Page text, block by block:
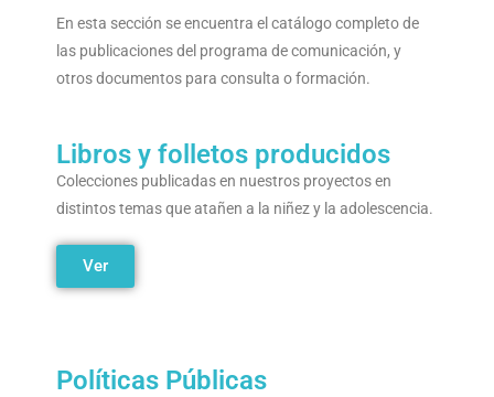
En esta sección se encuentra el catálogo completo de
las publicaciones del programa de comunicación, y
otros documentos para consulta o formación.
Libros y folletos producidos
Colecciones publicadas en nuestros proyectos en
distintos temas que atañen a la niñez y la adolescencia.
Ver
Políticas Públicas